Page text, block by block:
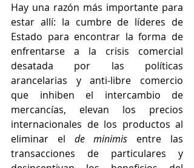
Hay una razón más importante para
estar allí: la cumbre de líderes de
Estado para encontrar la forma de
enfrentarse a la crisis comercial
desatada por las políticas
arancelarias y anti-libre comercio
que inhiben el intercambio de
mercancías, elevan los precios
internacionales de los productos al
eliminar el de minimis entre las
transacciones de particulares y